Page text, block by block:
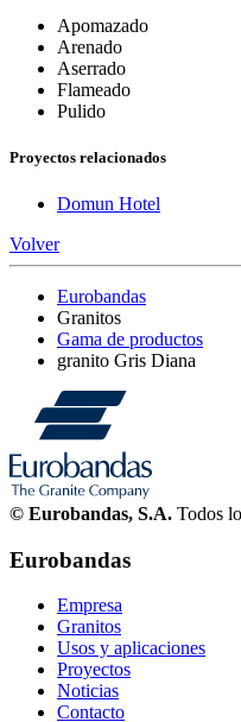
Apomazado
Arenado
Aserrado
Flameado
Pulido
Proyectos relacionados
Domun Hotel
Volver
Eurobandas
Granitos
Gama de productos
granito Gris Diana
© Eurobandas, S.A. Todos
Eurobandas
Empresa
Granitos
Usos y aplicaciones
Proyectos
Noticias
Contacto